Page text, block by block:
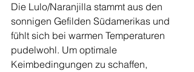
Die Lulo/Naranjilla stammt aus den
sonnigen Gefilden Südamerikas und
fühlt sich bei warmen Temperaturen
pudelwohl. Um optimale
Keimbedingungen zu schaffen,